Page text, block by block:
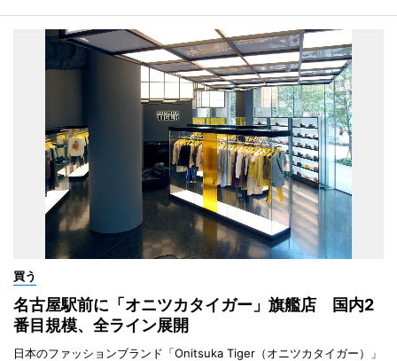
買う
名古屋駅前に「オニツカタイガー」旗艦店 国内2
番目規模、全ライン展開
日本のファッションブランド「Onitsuka Tiger（オニツカタイガー）」